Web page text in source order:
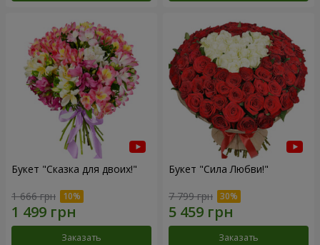
Букет "Сказка для двоих!"
1 666 грн
Заказать
Букет "Сила Любви!"
7 799 грн
Заказать